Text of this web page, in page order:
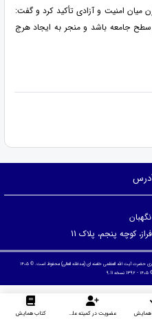
میان امنیت و آزادی تأکید کرد و گفت:
سطح جامعه باشد و منجر به ایجاد هرج
کوچه پنجم، پلاک 11
آیت الله العظمی خامنه ای (مدظله العالی) محفوظ است. © ۱۴۰۵
نسخه 9.11
همایش عضویت در کمیته علمی داوران کتاب همایش